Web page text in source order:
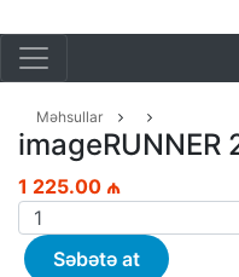
Məhsullar
imageRUNNER
1 225.00 ₼
Səbətə at